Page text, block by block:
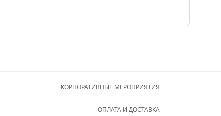
КОРПОРАТИВНЫЕ МЕРОПРИЯТИЯ
ОПЛАТА И ДОСТАВКА